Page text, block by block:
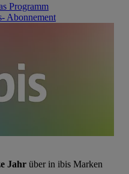
Programm
Abonnement
Jahr über in ibis Marken